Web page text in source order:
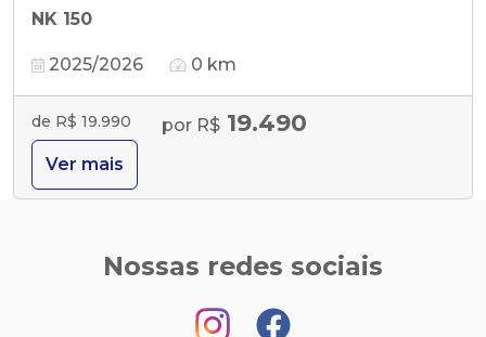
NK 150
2025/2026 0 km
de R$ 19.990 por R$ 19.490
Ver mais
Nossas redes sociais